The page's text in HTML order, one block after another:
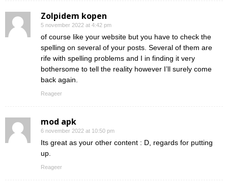
Zolpidem kopen
5 november 2022 at 4:42 pm
of course like your website but you have to check the
spelling on several of your posts. Several of them are
rife with spelling problems and I in finding it very
bothersome to tell the reality however I’ll surely come
back again.
Reageer
mod apk
6 november 2022 at 10:50 pm
Its great as your other content : D, regards for putting
up.
Reageer